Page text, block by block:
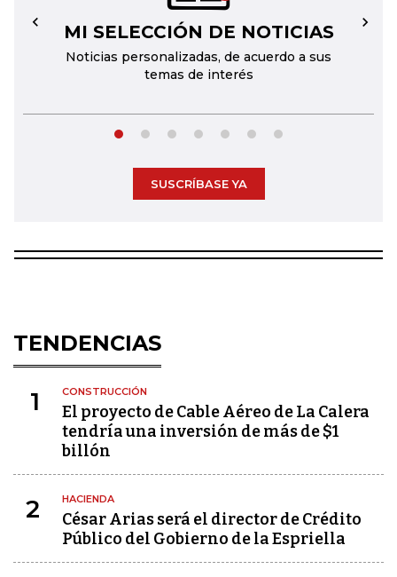
MI SELECCIÓN DE NOTICIAS
Noticias personalizadas, de acuerdo a sus
temas de interés
← →
SUSCRÍBASE YA
TENDENCIAS
1 CONSTRUCCIÓN
El proyecto de Cable Aéreo de La Calera
tendría una inversión de más de $1
billón
2 HACIENDA
César Arias será el director de Crédito
Público del Gobierno de la Espriella